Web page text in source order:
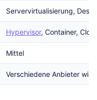
Servervirtualisierung,
Hypervisor, Container,
Mittel
Verschiedene Anbieter wie